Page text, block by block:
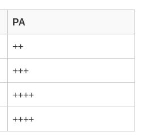
PA
++
+++
++++
++++